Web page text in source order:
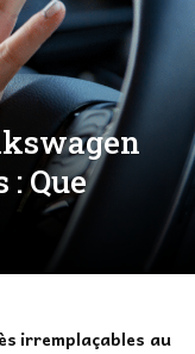
Que
irremplaçables au